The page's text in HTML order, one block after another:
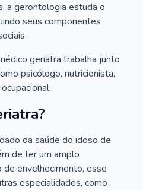
a gerontologia estuda o
seus componentes
geriatra trabalha junto
psicólogo, nutricionista,
da saúde do idoso de
de ter um amplo
envelhecimento, esse
especialidades, como